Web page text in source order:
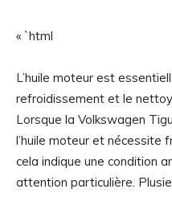
« `html
L’huile moteur est
refroidissement et le
Lorsque la Volkswagen
l’huile moteur et nécessite
cela indique une condition
attention particulière.